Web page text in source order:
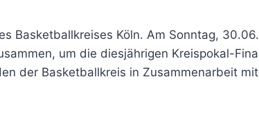
Basketballkreises Köln. Am Sonntag,
um die diesjährigen Kreispokal-
der Basketballkreis in Zusammenarbeit